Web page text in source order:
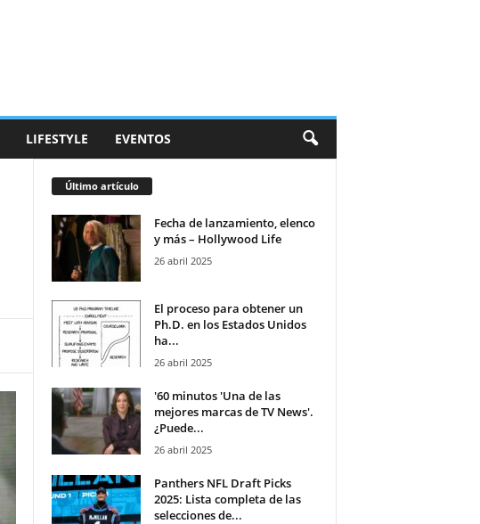
LIFESTYLE EVENTOS
Último artículo
Fecha de lanzamiento, elenco
y más – Hollywood Life
26 abril 2025
El proceso para obtener un
Ph.D. en los Estados Unidos
ha...
26 abril 2025
'60 minutos 'Una de las
mejores marcas de TV News'.
¿Puede...
26 abril 2025
Panthers NFL Draft Picks
2025: Lista completa de las
selecciones de...